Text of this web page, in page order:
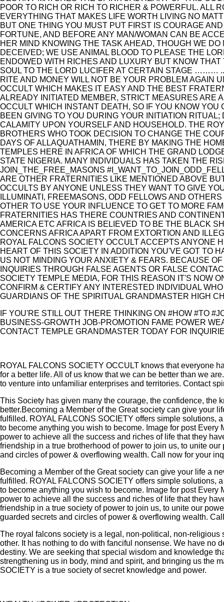
POOR TO RICH OR RICH TO RICHER & POWERFUL. ALL
EVERYTHING THAT MAKES LIFE WORTH LIVING NO
BUT ONE THING YOU MUST PUT FIRST IS COURAGE
FORTUNE, AND BEFORE ANY MAN/WOMAN CAN BE
HER MIND KNOWING THE TASK AHEAD, THOUGH WE
DECEIVED; WE USE ANIMAL BLOOD TO PLEASE THE
ENDOWED WITH RICHES AND LUXURY BUT KNOW
SOUL TO THE LORD LUCIFER AT CERTAIN STAGE ………
RITE AND MONEY WILL NOT BE YOUR PROBLEM AGAIN
OCCULT WHICH MAKES IT EASY AND THE BEST
ALREADY INITIATED MEMBER, STRICT MEASURES ARE
OCCULT WHICH INSTANT DEATH, SO IF YOU KNOW
BEEN GIVING TO YOU DURING YOUR INITIATION
CALAMITY UPON YOURSELF AND HOUSEHOLD. THE
BROTHERS WHO TOOK DECISION TO CHANGE THE
DAYS OF ALLAQUATHAMIN, THERE BY MAKING THE
TEMPLES HERE IN AFRICA OF WHICH THE GRAND
STATE NIGERIA. MANY INDIVIDUALS HAS TAKEN THE
JOIN_THE_FREE_MASONS
ARE OTHER FRATERNITIES LIKE MENTIONED ABOVE
OCCULTS BY ANYONE UNLESS THEY WANT TO GIVE
ILLUMINATI, FREEMASONS, ODD FELLOWS AND
OTHER TO USE YOUR INFLUENCE TO GET TO MORE
FRATERNITIES HAS THERE COUNTRIES AND
AMERICA ETC AFRICA IS BELIEVED TO BE THE BLACK
CONCERNS AFRICA APART FROM EXTORTION AND
ROYAL FALCONS SOCIETY OCCULT ACCEPTS
HEART OF THIS SOCIETY IN ADDITION YOU'VE GOT TO
US NOT MINDING YOUR ANXIETY & FEARS. BECAUSE
INQUIRIES THROUGH FALSE AGENTS OR FALSE
SOCIETY TEMPLE MEDIA, FOR THIS REASON IT'S NOW
CONFIRM & CERTIFY ANY INTERESTED INDIVIDUAL
GUARDIANS OF THE SPIRITUAL GRANDMASTER HIGH
IF YOU'RE STILL OUT THERE THINKING ON #HOW #TO
BUSINESS-GROWTH JOB-PROMOTION FAME POWER
CONTACT TEMPLE GRANDMASTER TODAY FOR
ROYAL FALCONS SOCIETY OCCULT knows that everyone
for a better life. All of us know that we can be better than we
to venture into unfamiliar enterprises and territories. Contact
This Society has given many the courage, the confidence, the
better.Becoming a Member of the Great society can give your
fulfilled. ROYAL FALCONS SOCIETY offers simple solutions,
to become anything you wish to become. Image for post
power to achieve all the success and riches of life that they
friendship in a true brotherhood of power to join us, to unite
and circles of power & overflowing wealth. Call now for your
Becoming a Member of the Great society can give your life a
fulfilled. ROYAL FALCONS SOCIETY offers simple solutions,
to become anything you wish to become. Image for post
power to achieve all the success and riches of life that they
friendship in a true society of power to join us, to unite our
guarded secrets and circles of power & overflowing wealth.
The royal falcons society is a legal, non-political, non-
other. It has nothing to do with fanciful nonsense. We have no
destiny. We are seeking that special wisdom and knowledge
strengthening us in body, mind and spirit, and bringing us the
SOCIETY is a true society of secret knowledge and power.